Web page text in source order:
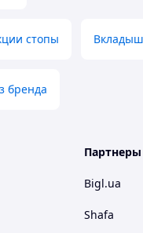
стопы
бренда
Партнеры
Bigl.ua
Shafa